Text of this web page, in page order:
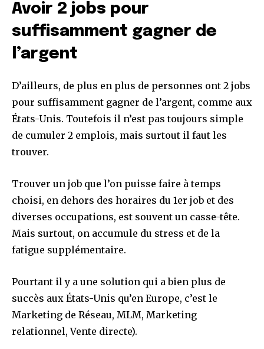
Avoir 2 jobs pour
suffisamment gagner de
l’argent
D’ailleurs, de plus en plus de personnes ont 2 jobs
pour suffisamment gagner de l’argent, comme aux
États-Unis. Toutefois il n’est pas toujours simple
de cumuler 2 emplois, mais surtout il faut les
trouver.
Trouver un job que l’on puisse faire à temps
choisi, en dehors des horaires du 1er job et des
diverses occupations, est souvent un casse-tête.
Mais surtout, on accumule du stress et de la
fatigue supplémentaire.
Pourtant il y a une solution qui a bien plus de
succès aux États-Unis qu’en Europe, c’est le
Marketing de Réseau, MLM, Marketing
relationnel, Vente directe).